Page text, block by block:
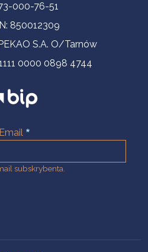
000-76-51
850012309
S.A. O/Tarnów
0000 0898 4744
Email
subskrybenta.